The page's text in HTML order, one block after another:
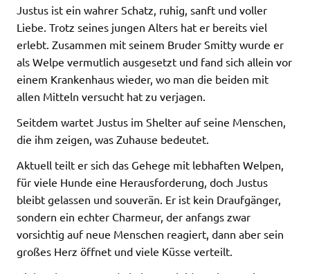
Justus ist ein wahrer Schatz, ruhig, sanft und voller
Liebe. Trotz seines jungen Alters hat er bereits viel
erlebt. Zusammen mit seinem Bruder Smitty wurde er
als Welpe vermutlich ausgesetzt und fand sich allein vor
einem Krankenhaus wieder, wo man die beiden mit
allen Mitteln versucht hat zu verjagen.
Seitdem wartet Justus im Shelter auf seine Menschen,
die ihm zeigen, was Zuhause bedeutet.
Aktuell teilt er sich das Gehege mit lebhaften Welpen,
für viele Hunde eine Herausforderung, doch Justus
bleibt gelassen und souverän. Er ist kein Draufgänger,
sondern ein echter Charmeur, der anfangs zwar
vorsichtig auf neue Menschen reagiert, dann aber sein
großes Herz öffnet und viele Küsse verteilt.